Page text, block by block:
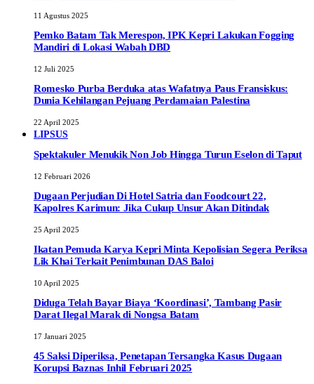
11 Agustus 2025
Pemko Batam Tak Merespon, IPK Kepri Lakukan Fogging
Mandiri di Lokasi Wabah DBD
12 Juli 2025
Romesko Purba Berduka atas Wafatnya Paus Fransiskus:
Dunia Kehilangan Pejuang Perdamaian Palestina
22 April 2025
LIPSUS
Spektakuler Menukik Non Job Hingga Turun Eselon di Taput
12 Februari 2026
Dugaan Perjudian Di Hotel Satria dan Foodcourt 22,
Kapolres Karimun: Jika Cukup Unsur Akan Ditindak
25 April 2025
Ikatan Pemuda Karya Kepri Minta Kepolisian Segera Periksa
Lik Khai Terkait Penimbunan DAS Baloi
10 April 2025
Diduga Telah Bayar Biaya ‘Koordinasi’, Tambang Pasir
Darat Ilegal Marak di Nongsa Batam
17 Januari 2025
45 Saksi Diperiksa, Penetapan Tersangka Kasus Dugaan
Korupsi Baznas Inhil Februari 2025